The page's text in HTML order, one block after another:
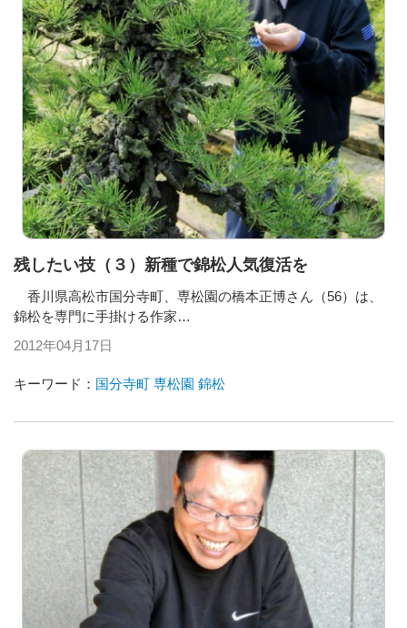
残したい技（３）新種で錦松人気復活を
香川県高松市国分寺町、専松園の橋本正博さん（56）は、
錦松を専門に手掛ける作家…
2012年04月17日
キーワード： 国分寺町 専松園 錦松